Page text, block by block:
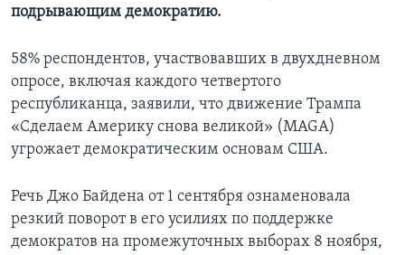
подрывающим демократию.
58% респондентов, участвовавших в двухдневном
опросе, включая каждого четвертого
республиканца, заявили, что движение Трампа
«Сделаем Америку снова великой» (MAGA)
угрожает демократическим основам США.
Речь Джо Байдена от 1 сентября ознаменовала
резкий поворот в его усилиях по поддержке
демократов на промежуточных выборах 8 ноября,